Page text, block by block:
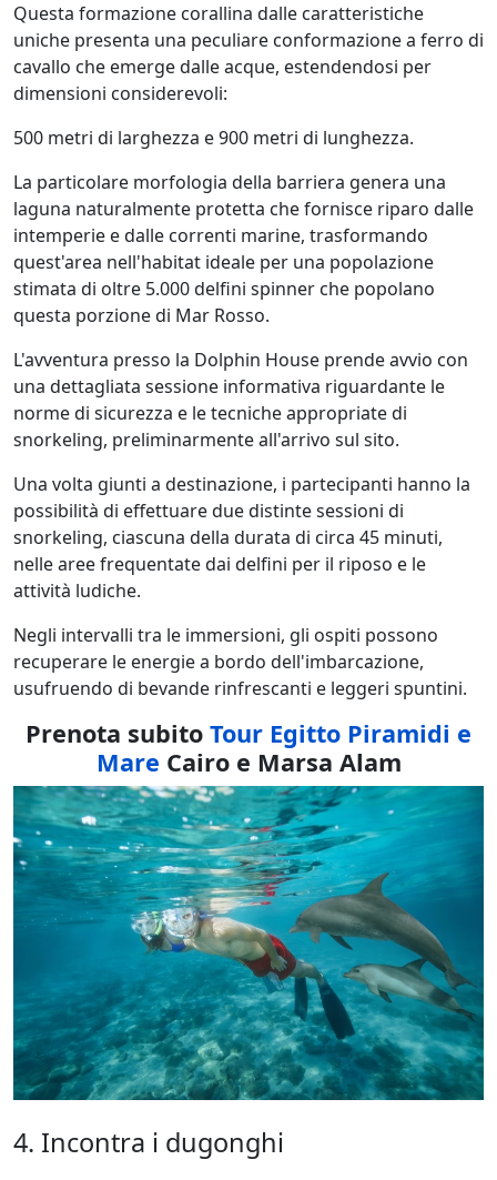
Questa formazione corallina dalle caratteristiche
uniche presenta una peculiare conformazione a ferro di
cavallo che emerge dalle acque, estendendosi per
dimensioni considerevoli:
500 metri di larghezza e 900 metri di lunghezza.
La particolare morfologia della barriera genera una
laguna naturalmente protetta che fornisce riparo dalle
intemperie e dalle correnti marine, trasformando
quest'area nell'habitat ideale per una popolazione
stimata di oltre 5.000 delfini spinner che popolano
questa porzione di Mar Rosso.
L'avventura presso la Dolphin House prende avvio con
una dettagliata sessione informativa riguardante le
norme di sicurezza e le tecniche appropriate di
snorkeling, preliminarmente all'arrivo sul sito.
Una volta giunti a destinazione, i partecipanti hanno la
possibilità di effettuare due distinte sessioni di
snorkeling, ciascuna della durata di circa 45 minuti,
nelle aree frequentate dai delfini per il riposo e le
attività ludiche.
Negli intervalli tra le immersioni, gli ospiti possono
recuperare le energie a bordo dell'imbarcazione,
usufruendo di bevande rinfrescanti e leggeri spuntini.
Prenota subito Tour Egitto Piramidi e
Mare Cairo e Marsa Alam
4. Incontra i dugonghi